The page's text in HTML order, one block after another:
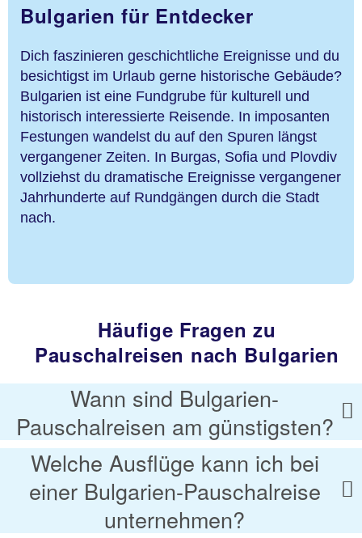
Bulgarien für Entdecker
Dich faszinieren geschichtliche Ereignisse und du
besichtigst im Urlaub gerne historische Gebäude?
Bulgarien ist eine Fundgrube für kulturell und
historisch interessierte Reisende. In imposanten
Festungen wandelst du auf den Spuren längst
vergangener Zeiten. In Burgas, Sofia und Plovdiv
vollziehst du dramatische Ereignisse vergangener
Jahrhunderte auf Rundgängen durch die Stadt
nach.
Häufige Fragen zu
Pauschalreisen nach Bulgarien
Wann sind Bulgarien-
Pauschalreisen am günstigsten?
Welche Ausflüge kann ich bei
einer Bulgarien-Pauschalreise
unternehmen?